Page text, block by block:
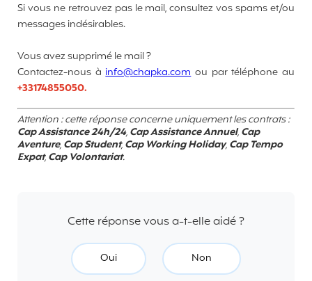
Si vous ne retrouvez pas le mail, consultez vos spams et/ou
messages indésirables.
Vous avez supprimé le mail ?
Contactez-nous àinfo@chapka.comou par téléphone au
+33174855050.
Attention : cette réponse concerne uniquement les contrats :
Cap Assistance 24h/24,Cap Assistance Annuel,Cap
Aventure,Cap Student,Cap Working Holiday,Cap Tempo
Expat,Cap Volontariat.
Cette réponse vous a-t-elle aidé ?
Oui Non